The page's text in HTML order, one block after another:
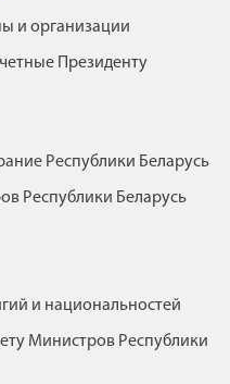
и организации
Президенту
Республики Беларусь
Республики Беларусь
и национальностей
Министров Республики